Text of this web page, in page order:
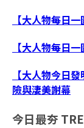
【大人物每日
【大人物每日
【大人物今日
險與淒美謝幕
今日最夯